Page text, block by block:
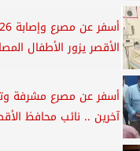
الأقصر يزور الأطفال
آخرين .. نائب محافظ